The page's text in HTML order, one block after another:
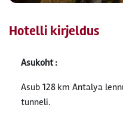
Hotelli kirjeldus
Asukoht :
Asub 128 km Antalya
tunneli.